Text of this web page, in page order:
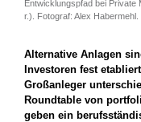
Entwicklungspfad bei Private
r.). Fotograf: Alex Habermehl.
Alternative Anlagen
Investoren fest
Großanleger
Roundtable von
geben ein